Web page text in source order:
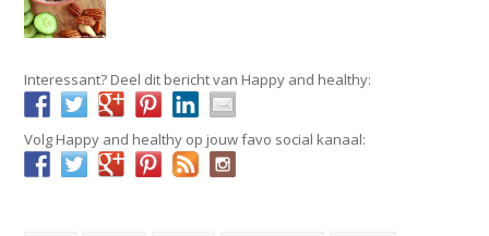
Interessant? Deel dit bericht van Happy and healthy:
Volg Happy and healthy op jouw favo social kanaal: